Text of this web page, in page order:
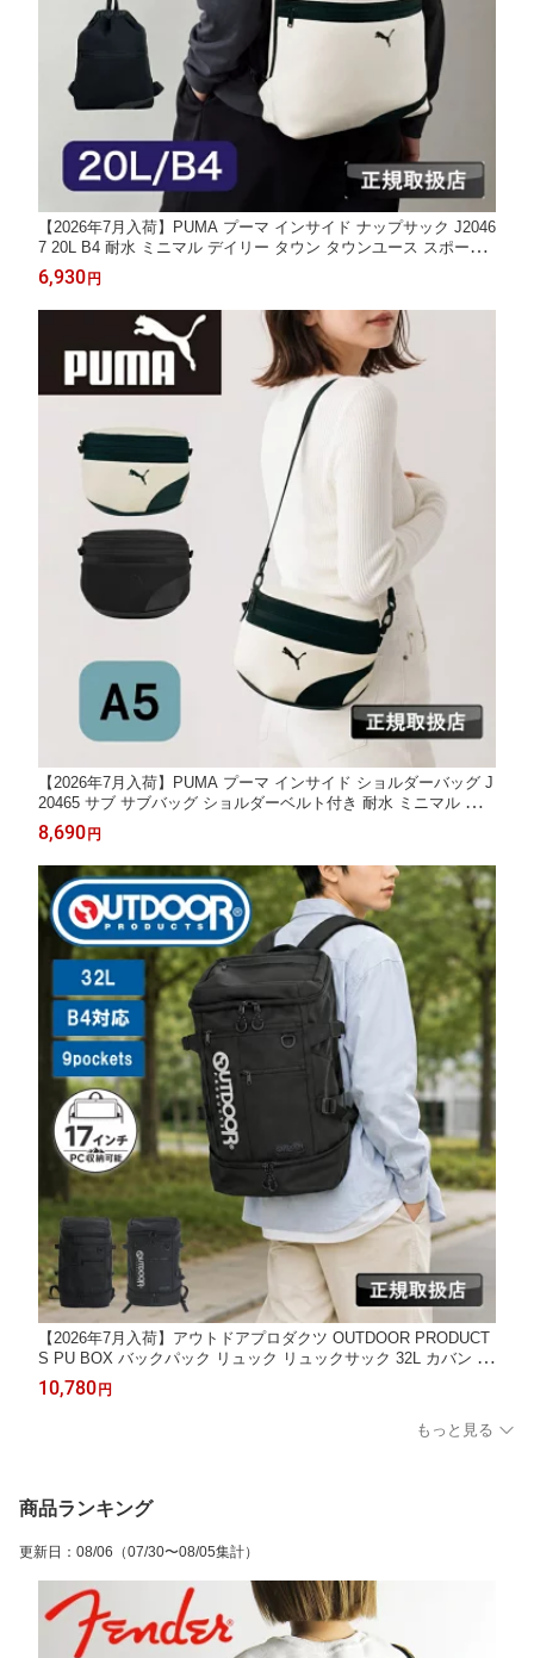
【2026年7月入荷】PUMA プーマ インサイド ナップサック J2046
7 20L B4 耐水 ミニマル デイリー タウン タウンユース スポーツ
ジム スポーツジム ネオプレーン メンズ レディース 男子 女子 男
女兼用 ブランド スポーツ カジュアル 背負い 巾着袋
6,930 円
【2026年7月入荷】PUMA プーマ インサイド ショルダーバッグ J
20465 サブ サブバッグ ショルダーベルト付き 耐水 ミニマル タウ
ン デイリー タウンユース ネオプレーン メンズ レディース 男子
女子 男女兼用 スポーツ ブランド カジュアル 斜め掛け
8,690 円
【2026年7月入荷】アウトドアプロダクツ OUTDOOR PRODUCT
S PU BOX バックパック リュック リュックサック 32L カバン カ
ジュアル 人気 A4 B4 大人 ODA111
10,780 円
もっと見る
商品ランキング
更新日 ： 08/06 （07/30〜08/05集計）